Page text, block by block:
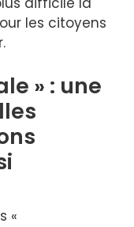
les citoyens
» : une
«